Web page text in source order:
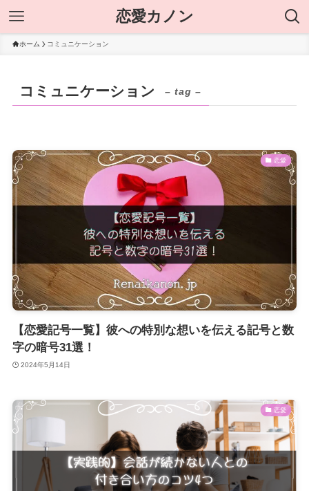
恋愛カノン
ホーム コミュニケーション
コミュニケーション – tag –
恋愛
【恋愛記号一覧】彼への特別な想いを伝える記号と数
字の暗号31選！
2024年5月14日
恋愛